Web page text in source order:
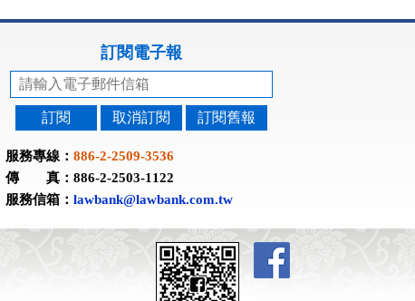
訂閱電子報
訂閱 取消訂閱 訂閱舊報
服務專線： 886-2-2509-3536
傳 真：886-2-2503-1122
服務信箱： lawbank@lawbank.com.tw